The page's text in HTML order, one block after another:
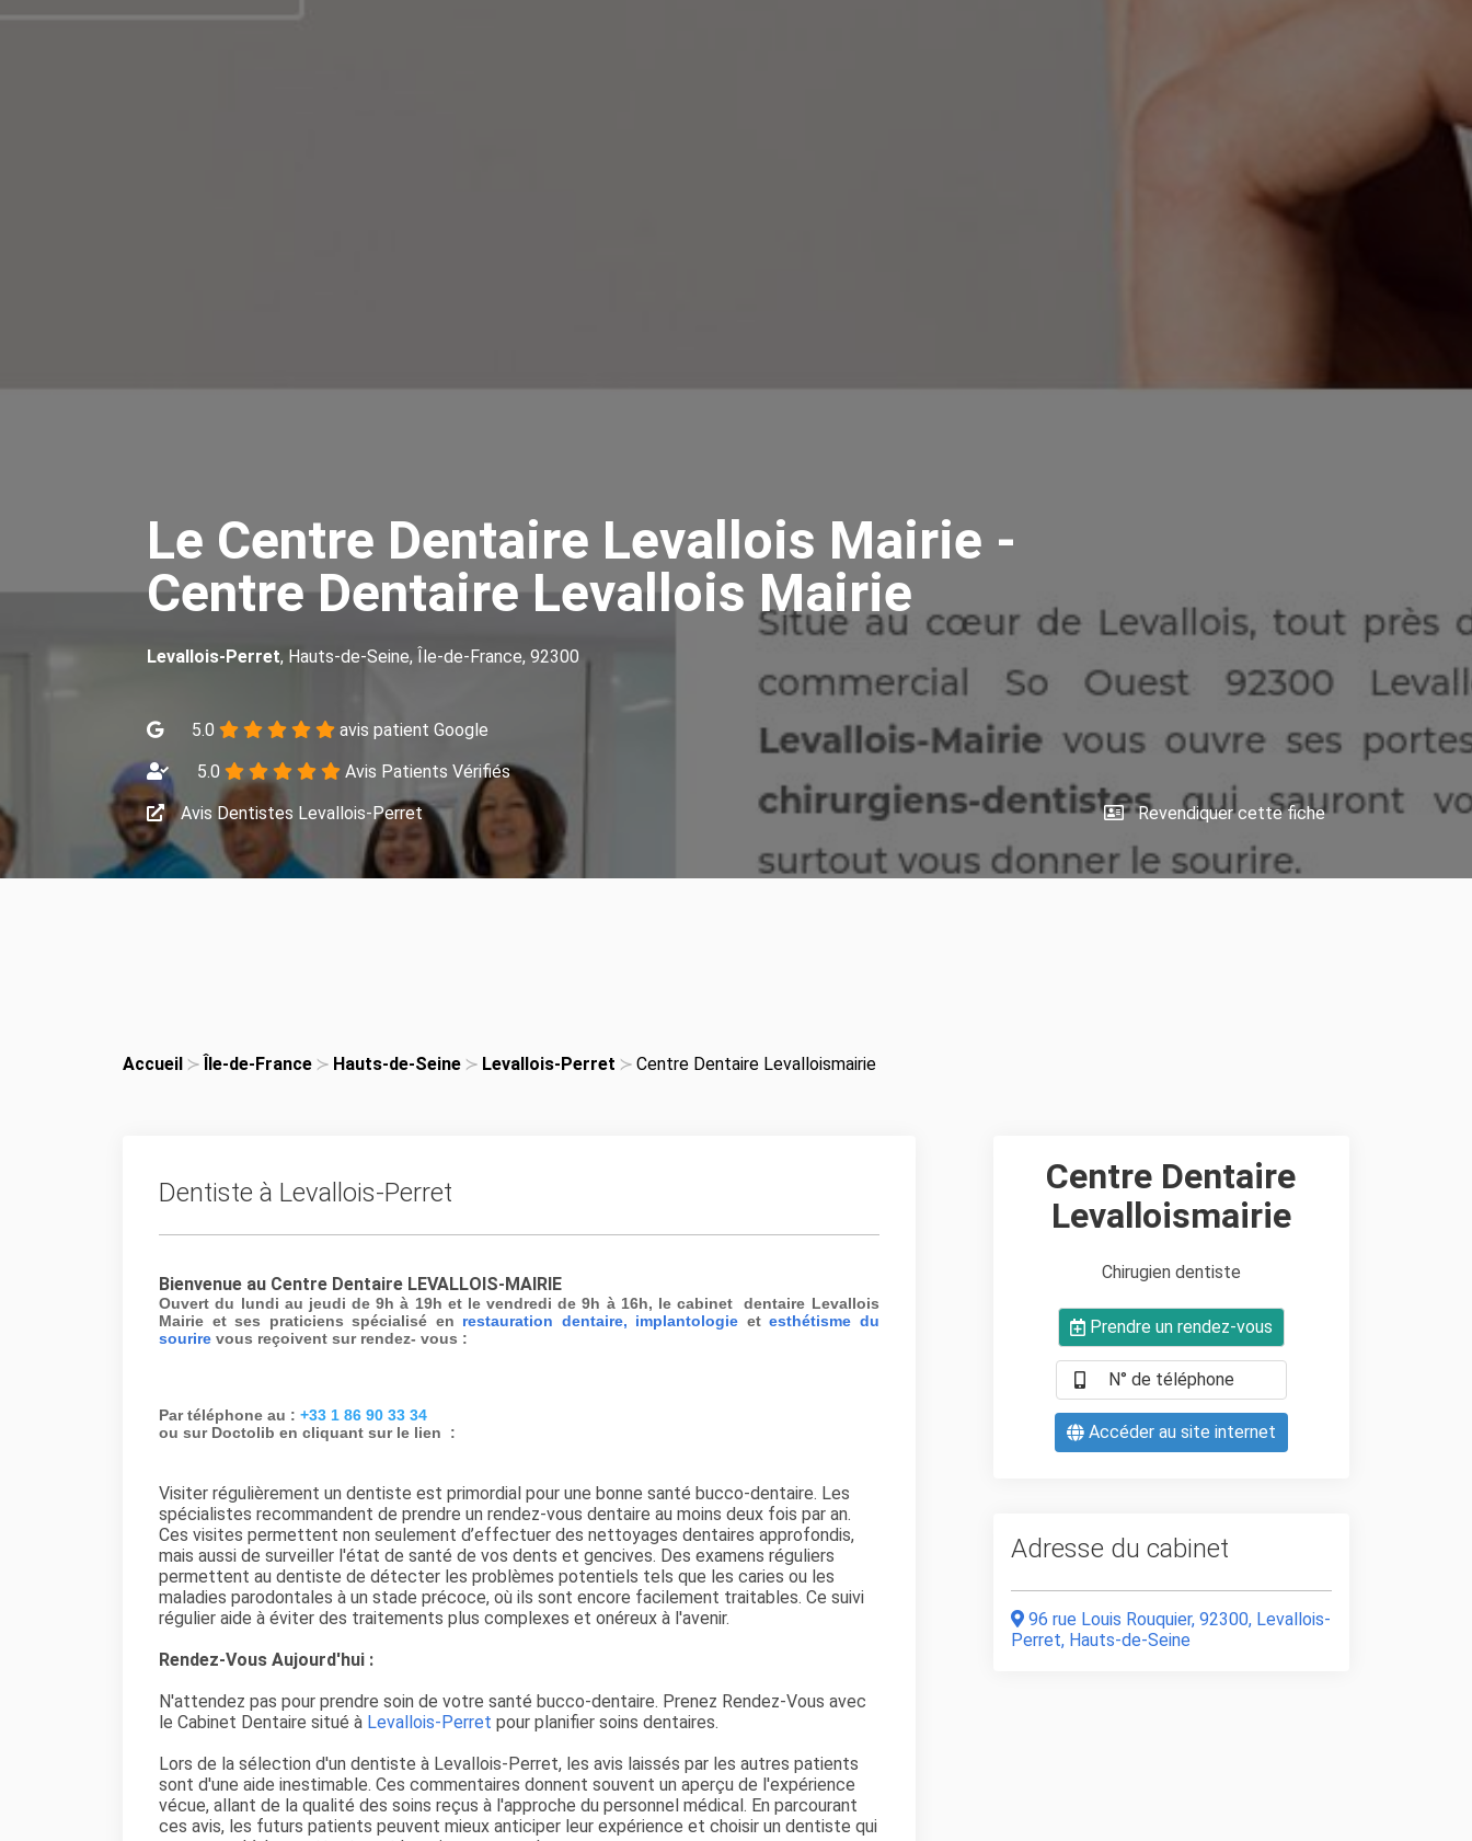
Le Centre Dentaire Levallois Mairie -
Centre Dentaire Levallois Mairie
Levallois-Perret, Hauts-de-Seine, Île-de-France, 92300
5.0
avis patient Google
5.0
Avis Patients Vérifiés
Avis Dentistes Levallois-Perret
Revendiquer cette fiche
Accueil Île-de-France Hauts-de-Seine Levallois-Perret Centre Dentaire Levalloismairie
Dentiste à Levallois-Perret
Bienvenue au Centre Dentaire LEVALLOIS-MAIRIE
Ouvert du lundi au jeudi de 9h à 19h et le vendredi de 9h à 16h, le cabinet dentaire Levallois
Mairie et ses praticiens spécialisé en restauration dentaire, implantologie etesthétisme du
sourire vous reçoivent sur rendez- vous :
Par téléphone au :+33 1 86 90 33 34
ou sur Doctolib en cliquant sur le lien :
Visiter régulièrement un dentiste est primordial pour une bonne santé bucco-dentaire. Les
spécialistes recommandent de prendre un rendez-vous dentaire au moins deux fois par an.
Ces visites permettent non seulement d’effectuer des nettoyages dentaires approfondis,
mais aussi de surveiller l'état de santé de vos dents et gencives. Des examens réguliers
permettent au dentiste de détecter les problèmes potentiels tels que les caries ou les
maladies parodontales à un stade précoce, où ils sont encore facilement traitables. Ce suivi
régulier aide à éviter des traitements plus complexes et onéreux à l'avenir.
Rendez-Vous Aujourd'hui :
N'attendez pas pour prendre soin de votre santé bucco-dentaire. Prenez Rendez-Vous avec
le Cabinet Dentaire situé à Levallois-Perretpour planifier soins dentaires.
Lors de la sélection d'un dentiste à Levallois-Perret, les avis laissés par les autres patients
sont d'une aide inestimable. Ces commentaires donnent souvent un aperçu de l'expérience
vécue, allant de la qualité des soins reçus à l'approche du personnel médical. En parcourant
ces avis, les futurs patients peuvent mieux anticiper leur expérience et choisir un dentiste qui
Centre Dentaire
Levalloismairie
Chirugien dentiste
Prendre un rendez-vous
N° de téléphone
Accéder au site internet
Adresse du cabinet
96 rue Louis Rouquier, 92300, Levallois-
Perret, Hauts-de-Seine